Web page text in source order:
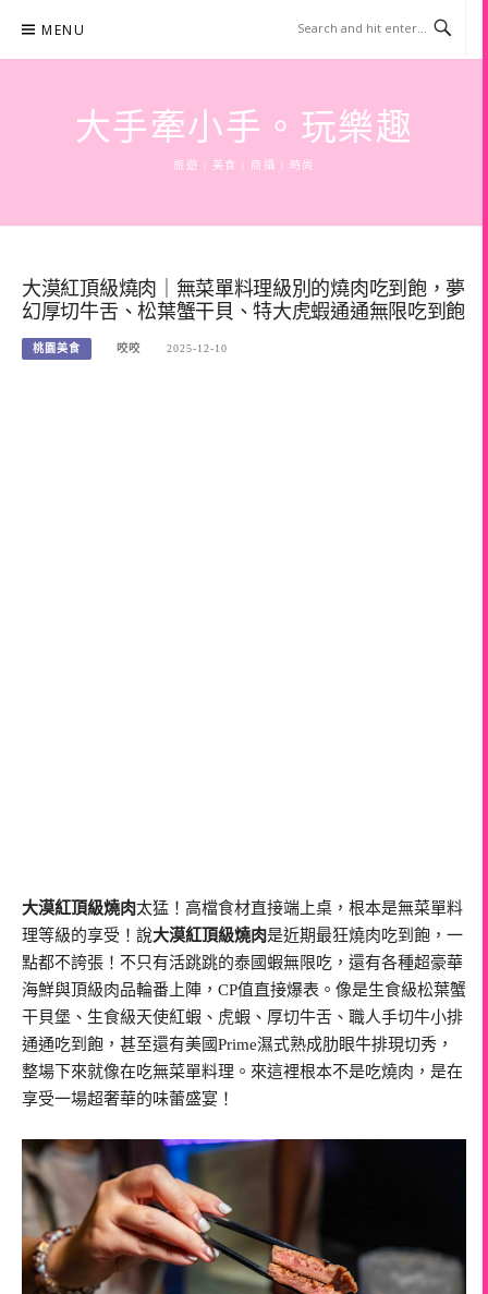
content
MENU
大手牽小手。玩樂趣
旅遊 | 美食 | 商攝 | 時尚
大漠紅頂級燒肉｜無菜單料理級別的燒肉吃到飽，夢
幻厚切牛舌、松葉蟹干貝、特大虎蝦通通無限吃到飽
桃園美食 咬咬 2025-12-10
大漠紅頂級燒肉太猛！高檔食材直接端上桌，根本是無菜單料
理等級的享受！說大漠紅頂級燒肉是近期最狂燒肉吃到飽，一
點都不誇張！不只有活跳跳的泰國蝦無限吃，還有各種超豪華
海鮮與頂級肉品輪番上陣，CP值直接爆表。像是生食級松葉蟹
干貝堡、生食級天使紅蝦、虎蝦、厚切牛舌、職人手切牛小排
通通吃到飽，甚至還有美國Prime濕式熟成肋眼牛排現切秀，
整場下來就像在吃無菜單料理。來這裡根本不是吃燒肉，是在
享受一場超奢華的味蕾盛宴！